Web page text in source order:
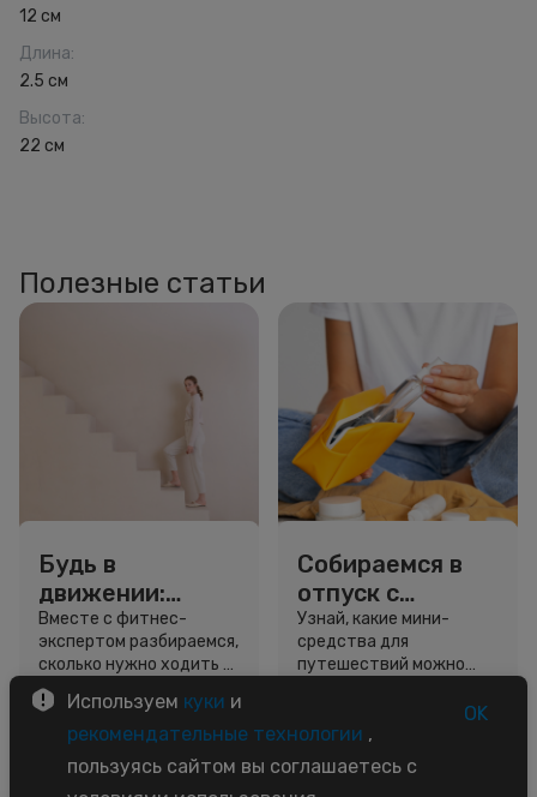
12 см
Длина:
2.5 см
Высота:
22 см
Полезные статьи
Будь в
движении:
сколько нужно
шагов для
красоты и
здоровья
Вместе с фитнес-
экспертом разбираемся,
сколько нужно ходить и
как легко добавить
движение в жизнь.
Советы
Собираемся в
отпуск с
Улыбкой: мини-
форматы для
путешествий
Узнай, какие мини-
средства для
путешествий можно
Используем куки и
рекомендательные технологии ,
пользуясь сайтом вы соглашаетесь с
OK